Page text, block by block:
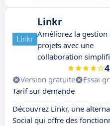
Linkr
Améliorez la gestion
projets avec une
collaboration
Version gratuite Essai
Tarif sur demande
Découvrez Linkr, une
Social qui offre des